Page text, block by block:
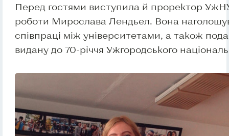
Перед гостями виступила й проректор УжНУ
роботи Мирослава Лендьел. Вона
співпраці між університетами, а також
видану до 70-річчя Ужгородського